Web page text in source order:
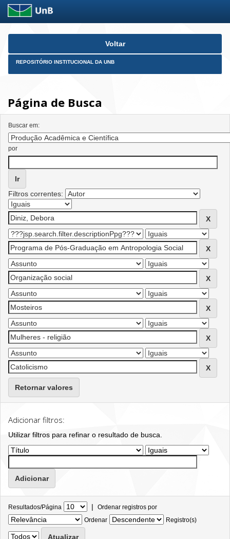
Skip
Voltar
REPOSITÓRIO INSTITUCIONAL DA UNB
Página de Busca
Buscar em:
por
Filtros correntes:
Retornar valores
Adicionar filtros:
Utilizar filtros para refinar o resultado de busca.
Resultados/Página | Ordenar registros por
Ordenar
Registro(s)